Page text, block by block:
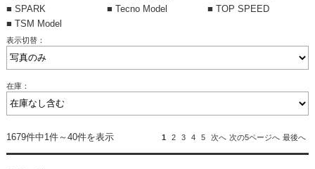
■ SPARK
■ Tecno Model
■ TOP SPEED
■ TSM Model
表示切替：
在庫：
1679件中1件～40件を表示 1 2 3 4 5 次へ 次の5ページへ 最後へ